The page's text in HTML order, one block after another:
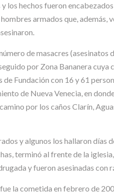
los hechos fueron
armados que,
de masacres (asesinatos
por Zona Bananera
Fundación con 16 y 61
de Nueva Venecia, en
por los caños Clarín,
y algunos los hallaron días
terminó al frente de la
y fueron asesinadas con
la cometida en febrero de